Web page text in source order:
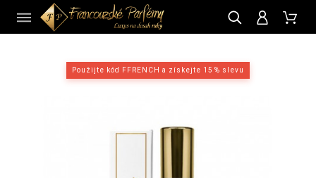
Použijte kód FFRENCH a získejte 15 % slevu
CZ